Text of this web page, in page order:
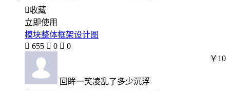
收藏
立即使用
模块整体框架设计图
 655  0  0
回眸一笑凌乱了多少沉浮
￥10